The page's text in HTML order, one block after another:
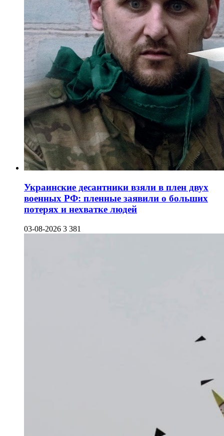
Украинские десантники взяли в плен двух
военных РФ: пленные заявили о больших
потерях и нехватке людей
03-08-2026 3 381